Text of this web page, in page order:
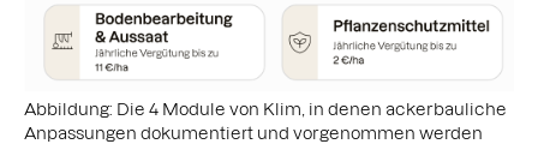
Abbildung: Die 4 Module von Klim, in denen ackerbauliche
Anpassungen dokumentiert und vorgenommen werden